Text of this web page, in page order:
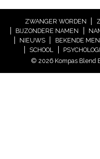
ZWANGER WORDEN
BIJZONDERE NAMEN
NIEUWS
BEKENDE
SCHOOL
© 2026 Kompas Blend